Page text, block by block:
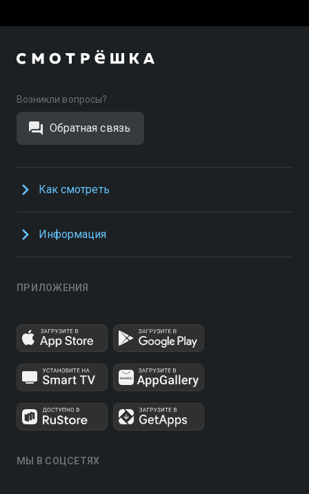
Возникли вопросы?
Обратная связь
Как смотреть
Информация
ПРИЛОЖЕНИЯ
МЫ В СОЦСЕТЯХ